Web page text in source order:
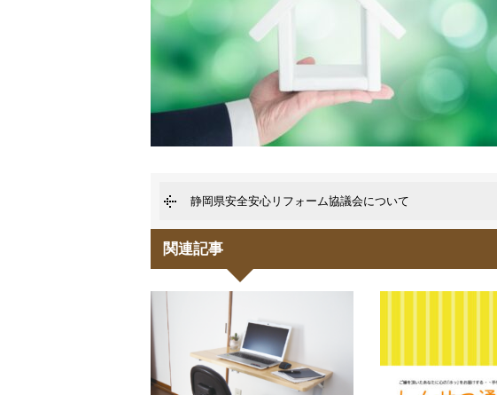
静岡県安全安心リフォーム協議会について
関連記事